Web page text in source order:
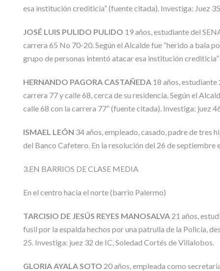
esa institución crediticia” (fuente citada). Investiga: Juez
JOSÉ LUIS PULIDO PULIDO 19 años, estudiante del
carrera 65 No 70-20. Según el Alcalde fue “herido a bala
grupo de personas intentó atacar esa institución
HERNANDO PAGORA CASTAÑEDA18 años, estudiante
carrera 77 y calle 68, cerca de su residencia. Según el
calle 68 con la carrera 77” (fuente citada). Investiga: juez
ISMAEL LEÓN 34 años, empleado, casado, padre de tres
del Banco Cafetero. En la resolución del 26 de
3.EN BARRIOS DE CLASE MEDIA
En el centro hacia el norte (barrio Palermo)
TARCISIO DE JESÚS REYES MANOSALVA21 años,
fusil por la espalda hechos por una patrulla de la Policía,
25. Investiga: juez 32 de IC, Soledad Cortés de Villalobos.
GLORIA AYALA SOTO 20 años, empleada como